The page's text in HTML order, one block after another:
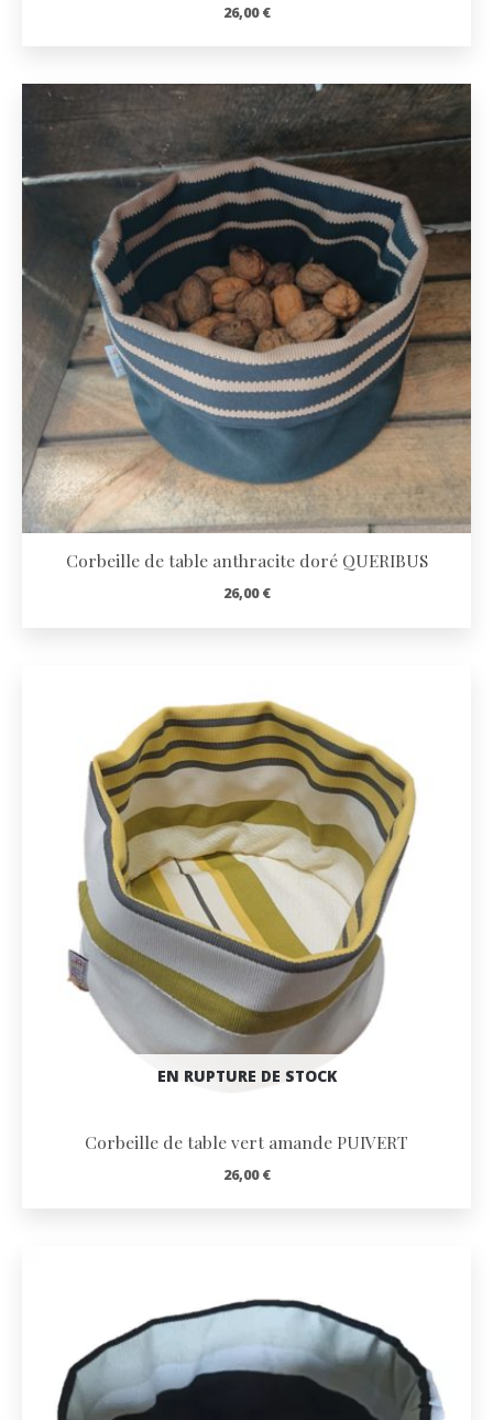
26,00€
Corbeille de table anthracite doré QUERIBUS
26,00€
EN RUPTURE DE STOCK
Corbeille de table vert amande PUIVERT
26,00€